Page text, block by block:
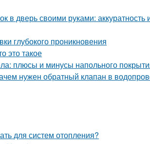
в дверь своими руками: аккуратность
глубокого проникновения
это такое
плюсы и минусы напольного
нужен обратный клапан в
для систем отопления?